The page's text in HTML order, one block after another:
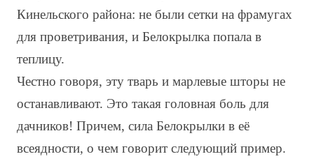
Кинельского района: не были сетки на фрамугах
для проветривания, и Белокрылка попала в
теплицу.
Честно говоря, эту тварь и марлевые шторы не
останавливают. Это такая головная боль для
дачников! Причем, сила Белокрылки в её
всеядности, о чем говорит следующий пример.